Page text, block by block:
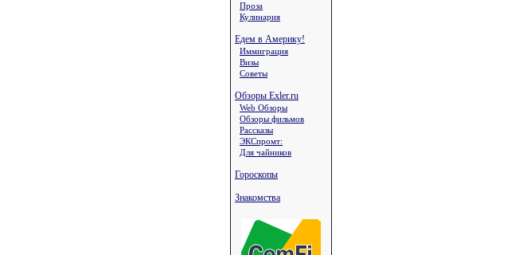
Проза
Кулинария
Едем в Америку!
Иммиграция
Визы
Советы
Обзоры Exler.ru
Web Обзоры
Обзоры фильмов
Рассказы
ЭКСпромт:
Для чайников
Гороскопы
Знакомства